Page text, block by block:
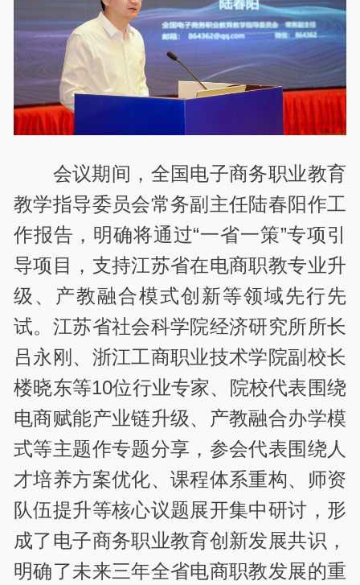
会议期间，全国电子商务职业教育
教学指导委员会常务副主任陆春阳作工
作报告，明确将通过“一省一策”专项引
导项目，支持江苏省在电商职教专业升
级、产教融合模式创新等领域先行先
试。江苏省社会科学院经济研究所所长
吕永刚、浙江工商职业技术学院副校长
楼晓东等10位行业专家、院校代表围绕
电商赋能产业链升级、产教融合办学模
式等主题作专题分享，参会代表围绕人
才培养方案优化、课程体系重构、师资
队伍提升等核心议题展开集中研讨，形
成了电子商务职业教育创新发展共识，
明确了未来三年全省电商职教发展的重